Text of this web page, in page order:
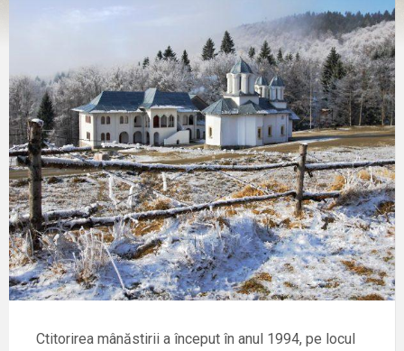
Ctitorirea mânăstirii a început în anul 1994, pe locul